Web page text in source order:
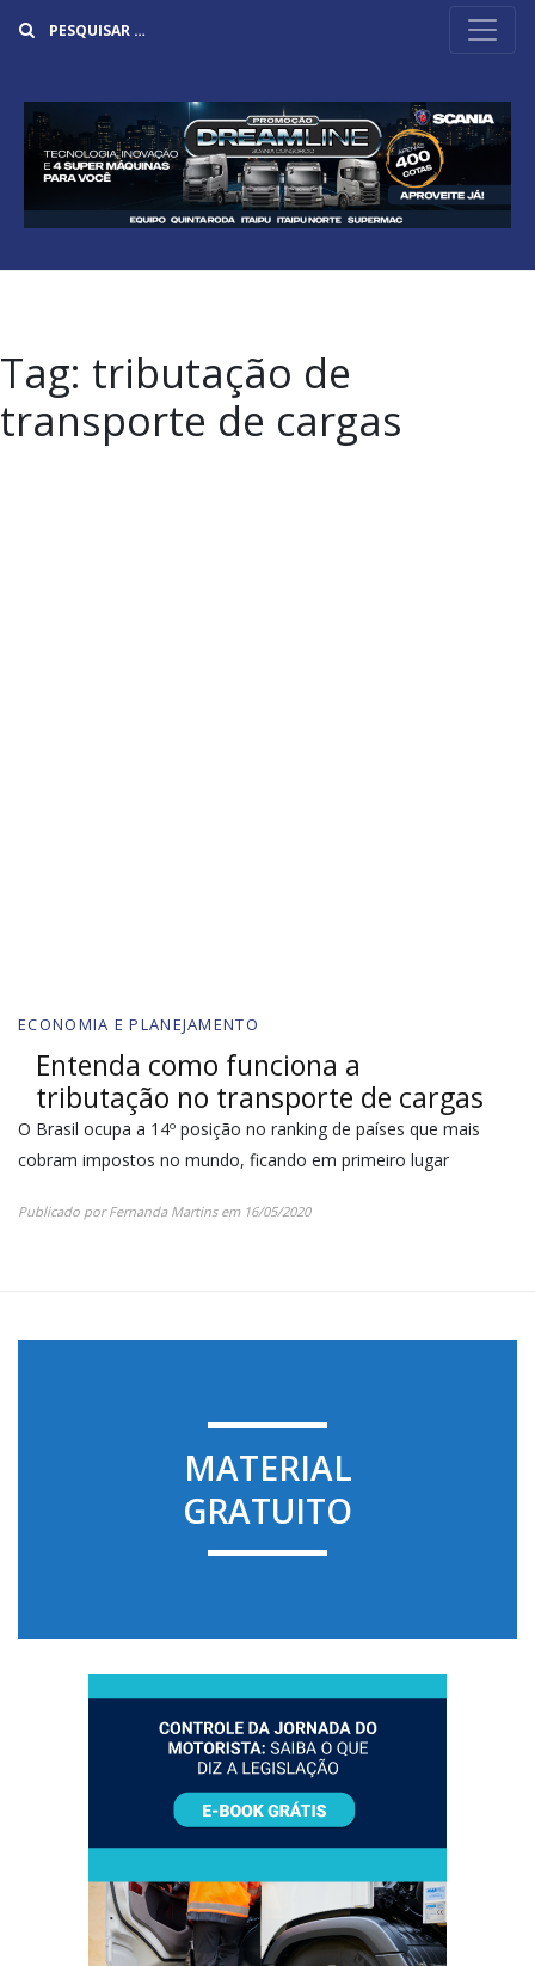
Tag: tributação de
transporte de cargas
ECONOMIA E PLANEJAMENTO
Entenda como funciona a
tributação no transporte de cargas
O Brasil ocupa a 14º posição no ranking de países que mais
cobram impostos no mundo, ficando em primeiro lugar
Publicado porFernanda Martinsem 16/05/2020
MATERIAL
GRATUITO